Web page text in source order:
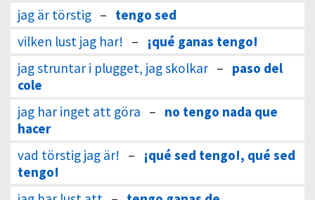
jag är törstig – tengo sed
vilken lust jag har! –
¡qué ganas tengo!
jag struntar i plugget, jag skolkar – paso del
cole
jag har inget att göra – no tengo nada que
hacer
vad törstig jag är! –
¡qué sed tengo!, qué sed
tengo!